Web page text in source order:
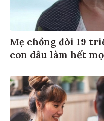
Mẹ chồng đòi 19
con dâu làm hết